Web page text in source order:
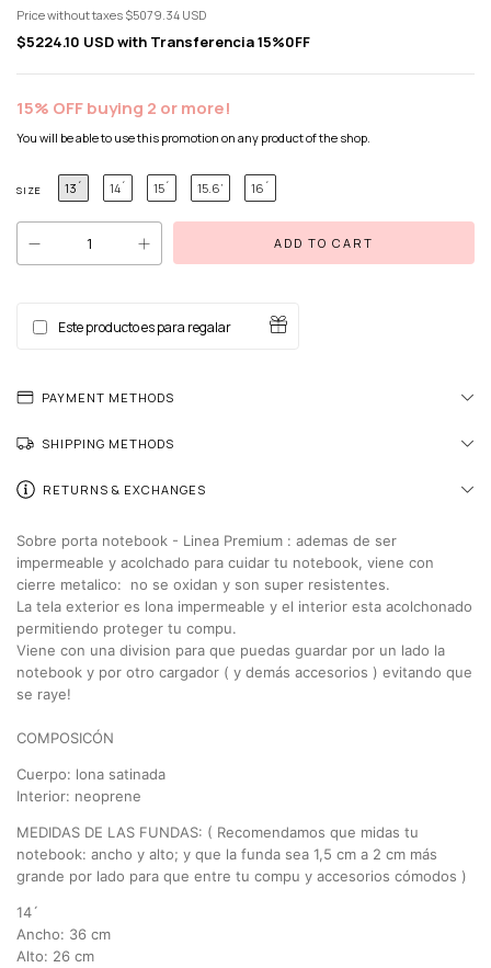
Price without taxes $5079.34 USD
$5224.10 USDwith Transferencia 15%0FF
15% OFF buying 2 or more!
You will be able to use this promotion on any product of the shop.
SIZE 13´ 14´ 15´ 15.6’ 16´
Este producto es para regalar
PAYMENT METHODS
SHIPPING METHODS
RETURNS & EXCHANGES
Sobre porta notebook - Linea Premium : ademas de ser
impermeable y acolchado para cuidar tu notebook, viene con
cierre metalico: no se oxidan y son super resistentes.
La tela exterior es lona impermeable y el interior esta acolchonado
permitiendo proteger tu compu.
Viene con una division para que puedas guardar por un lado la
notebook y por otro cargador ( y demás accesorios ) evitando que
se raye!
COMPOSICÓN
Cuerpo: lona satinada
Interior: neoprene
MEDIDAS DE LAS FUNDAS: ( Recomendamos que midas tu
notebook: ancho y alto; y que la funda sea 1,5 cm a 2 cm más
grande por lado para que entre tu compu y accesorios cómodos )
14´
Ancho: 36 cm
Alto: 26 cm